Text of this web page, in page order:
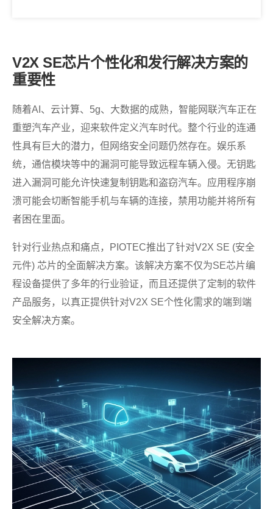
V2X SE芯片个性化和发行解决方案的
重要性
随着AI、云计算、5g、大数据的成熟，智能网联汽车正在
重塑汽车产业，迎来软件定义汽车时代。整个行业的连通
性具有巨大的潜力，但网络安全问题仍然存在。娱乐系
统，通信模块等中的漏洞可能导致远程车辆入侵。无钥匙
进入漏洞可能允许快速复制钥匙和盗窃汽车。应用程序崩
溃可能会切断智能手机与车辆的连接，禁用功能并将所有
者困在里面。
针对行业热点和痛点，PIOTEC推出了针对V2X SE (安全
元件) 芯片的全面解决方案。该解决方案不仅为SE芯片编
程设备提供了多年的行业验证，而且还提供了定制的软件
产品服务，以真正提供针对V2X SE个性化需求的端到端
安全解决方案。